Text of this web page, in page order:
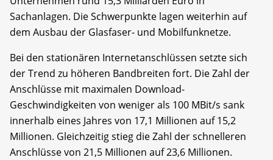
Sachanlagen. Die Schwerpunkte lagen weiterhin auf
dem Ausbau der Glasfaser- und Mobilfunknetze.
Bei den stationären Internetanschlüssen setzte sich
der Trend zu höheren Bandbreiten fort. Die Zahl der
Anschlüsse mit maximalen Download-
Geschwindigkeiten von weniger als 100 MBit/s sank
innerhalb eines Jahres von 17,1 Millionen auf 15,2
Millionen. Gleichzeitig stieg die Zahl der schnelleren
Anschlüsse von 21,5 Millionen auf 23,6 Millionen.